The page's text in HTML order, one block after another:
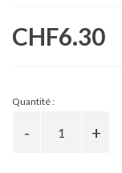
CHF6.30
Quantité :